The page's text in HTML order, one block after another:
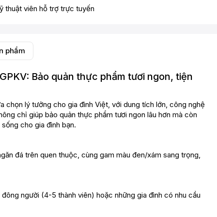
thuật viên hỗ trợ trực tuyến
phẩm
Bảo quản thực phẩm tươi ngon, tiện
chọn lý tưởng cho gia đình Việt, với dung tích lớn, công nghệ
chỉ giúp bảo quản thực phẩm tươi ngon lâu hơn mà còn
cho gia đình bạn.
đá trên quen thuộc, cùng gam màu đen/xám sang trọng,
người (4-5 thành viên) hoặc những gia đình có nhu cầu